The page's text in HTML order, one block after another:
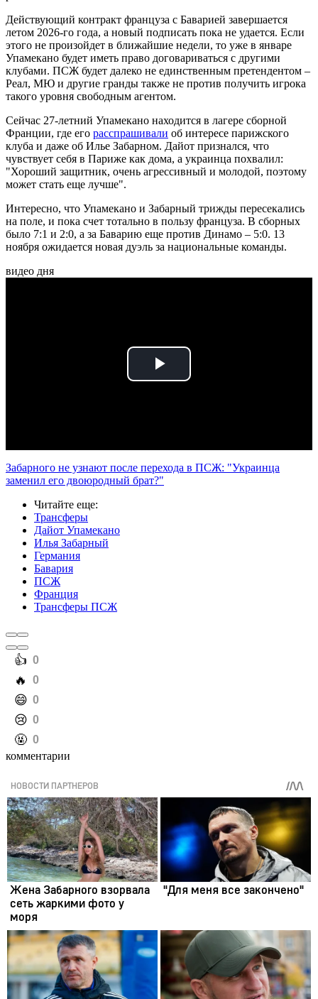
Действующий контракт француза с Баварией завершается
летом 2026-го года, а новый подписать пока не удается. Если
этого не произойдет в ближайшие недели, то уже в январе
Упамекано будет иметь право договариваться с другими
клубами. ПСЖ будет далеко не единственным претендентом –
Реал, МЮ и другие гранды также не против получить игрока
такого уровня свободным агентом.
Сейчас 27-летний Упамекано находится в лагере сборной
Франции, где его расспрашивали об интересе парижского
клуба и даже об Илье Забарном. Дайот признался, что
чувствует себя в Париже как дома, а украинца похвалил:
"Хороший защитник, очень агрессивный и молодой, поэтому
может стать еще лучше".
Интересно, что Упамекано и Забарный трижды пересекались
на поле, и пока счет тотально в пользу француза. В сборных
было 7:1 и 2:0, а за Баварию еще против Динамо – 5:0. 13
ноября ожидается новая дуэль за национальные команды.
видео дня
Play
Забарного не узнают после перехода в ПСЖ: "Украинца
заменил его двоюродный брат?"
Читайте еще:
Трансферы
Дайот Упамекано
Илья Забарный
Германия
Бавария
ПСЖ
Франция
Трансферы ПСЖ
️👍 0
️🔥 0
️😄 0
️😢 0
️🤬 0
комментарии